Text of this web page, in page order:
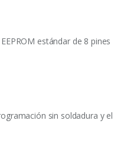
estándar de 8 pines
sin soldadura y el